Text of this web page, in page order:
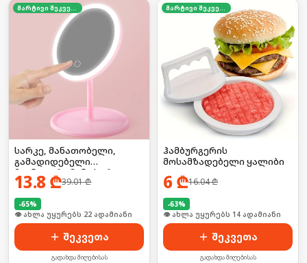
მარტივი შეკვეთა
სარკე, მანათობელი,
გამადიდებელი
მაგნიტური მინი სარკით,
ელექტრო
13.8 ₾39.01₾
-65%
🛒 ბოლო 24სთ-ში იყიდა 28-მა
შეკვეთა
გადახდა მიღებისას
მარტივი შეკვეთა
ჰამბურგერის
მოსამზადებელი ყალიბი
6 ₾16.04₾
-63%
🛒 ბოლო 24სთ-ში იყიდა 18-მა
შეკვეთა
გადახდა მიღებისას